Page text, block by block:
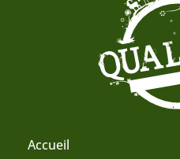
Accueil